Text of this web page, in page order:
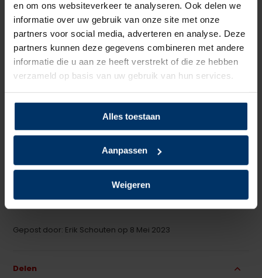
en om ons websiteverkeer te analyseren. Ook delen we
informatie over uw gebruik van onze site met onze
partners voor social media, adverteren en analyse. Deze
partners kunnen deze gegevens combineren met andere
informatie die u aan ze heeft verstrekt of die ze hebben
verzameld op basis van uw gebruik van hun services.
Alles toestaan
Aanpassen
Weigeren
Schrijf je eigen review
5 van 5
Aanrader
-
Nog geen minpunt bemerkt
5 van 5
De schoenen zijn heerlijk licht en hebben een goed voetbed
prima.
Gepost door: Erik Schouten op 8 Mei 2023
Delen